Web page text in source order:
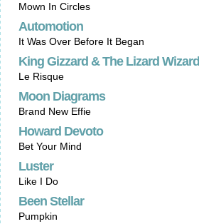
Mown In Circles
Automotion
It Was Over Before It Began
King Gizzard & The Lizard Wizard
Le Risque
Moon Diagrams
Brand New Effie
Howard Devoto
Bet Your Mind
Luster
Like I Do
Been Stellar
Pumpkin